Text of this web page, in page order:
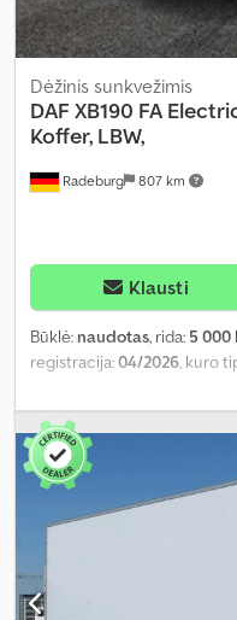
Radeburg 807 km
Dėžinis sunkvežimis
DAF XB190 FA
Koffer, LBW,
Klausti
Būklė: naudotas, rida: 5 000
registracija:04/2026, kuro
,
efektyvumas:A, spalva:
emisijos klasė:Euro 6,
diferencialo užraktas,